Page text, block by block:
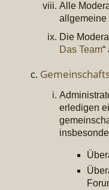
Alle
allgemeine
Die
Das Team“
erledigen